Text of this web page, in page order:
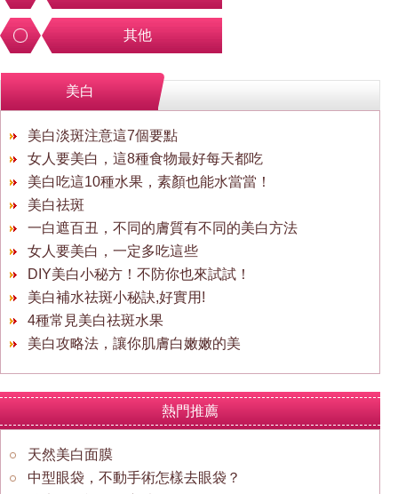
其他
美白
美白淡斑注意這7個要點
女人要美白，這8種食物最好每天都吃
美白吃這10種水果，素顏也能水當當！
美白祛斑
一白遮百丑，不同的膚質有不同的美白方法
女人要美白，一定多吃這些
DIY美白小秘方！不防你也來試試！
美白補水祛斑小秘訣,好實用!
4種常見美白祛斑水果
美白攻略法，讓你肌膚白嫩嫩的美
熱門推薦
天然美白面膜
中型眼袋，不動手術怎樣去眼袋？